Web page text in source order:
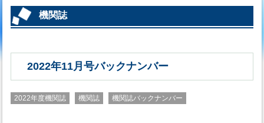
機関誌
2022年11月号バックナンバー
2022年度機関誌 機関誌 機関誌バックナンバー